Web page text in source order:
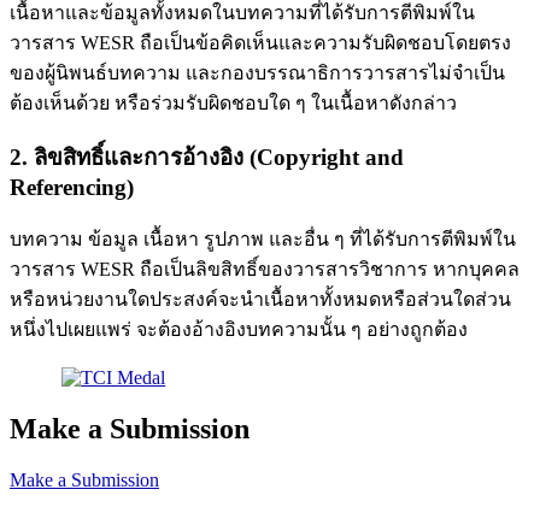
เนื้อหาและข้อมูลทั้งหมดในบทความที่ได้รับการตีพิมพ์ใน
วารสาร WESR ถือเป็นข้อคิดเห็นและความรับผิดชอบโดยตรง
ของผู้นิพนธ์บทความ และกองบรรณาธิการวารสารไม่จำเป็น
ต้องเห็นด้วย หรือร่วมรับผิดชอบใด ๆ ในเนื้อหาดังกล่าว
2. ลิขสิทธิ์และการอ้างอิง (Copyright and
Referencing)
บทความ ข้อมูล เนื้อหา รูปภาพ และอื่น ๆ ที่ได้รับการตีพิมพ์ใน
วารสาร WESR ถือเป็นลิขสิทธิ์ของวารสารวิชาการ หากบุคคล
หรือหน่วยงานใดประสงค์จะนำเนื้อหาทั้งหมดหรือส่วนใดส่วน
หนึ่งไปเผยแพร่ จะต้องอ้างอิงบทความนั้น ๆ อย่างถูกต้อง
Make a Submission
Make a Submission